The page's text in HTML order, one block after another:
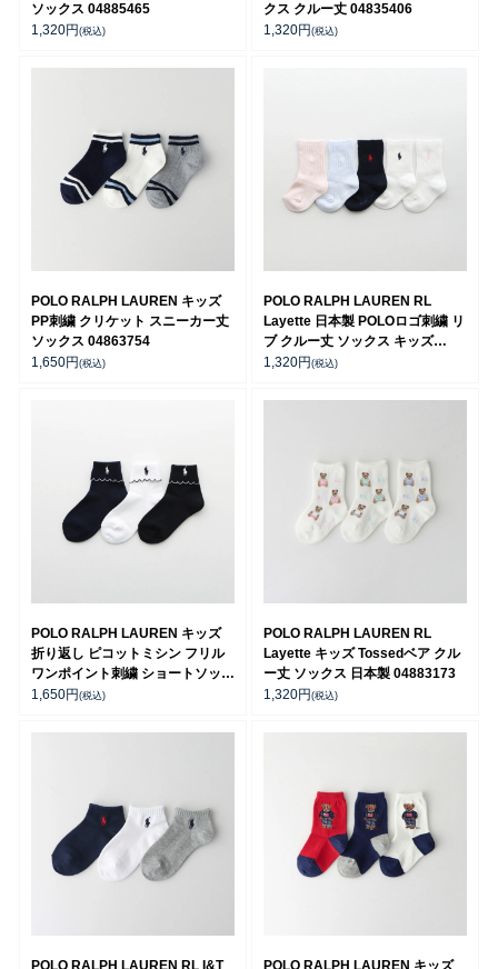
ソックス 04885465
1,320円(税込)
クス クルー丈 04835406
1,320円(税込)
POLO RALPH LAUREN キッズ
PP刺繍 クリケット スニーカー丈
ソックス 04863754
1,650円(税込)
POLO RALPH LAUREN RL
Layette 日本製 POLOロゴ刺繍 リ
ブ クルー丈 ソックス キッズ
04885506
1,320円(税込)
POLO RALPH LAUREN キッズ
折り返し ピコットミシン フリル
ワンポイント刺繍 ショートソック
ス 04803763
1,650円(税込)
POLO RALPH LAUREN RL
Layette キッズ Tossedベア クル
ー丈 ソックス 日本製 04883173
1,320円(税込)
POLO RALPH LAUREN RL I&T POLO RALPH LAUREN キッズ